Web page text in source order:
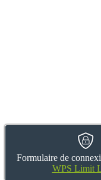
Formulaire de
WPS Limit